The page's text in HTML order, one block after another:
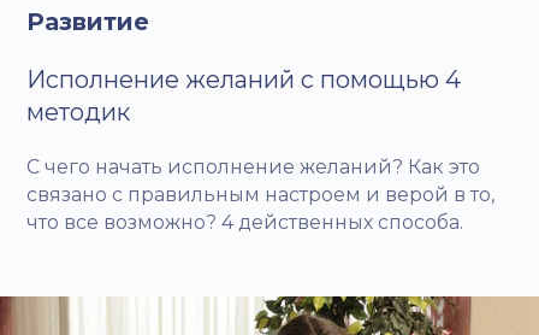
Развитие
Исполнение желаний с помощью 4
методик
С чего начать исполнение желаний? Как это
связано с правильным настроем и верой в то,
что все возможно? 4 действенных способа.